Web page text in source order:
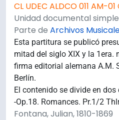
CL UDEC ALDCO 011 AM-
Unidad documental simple
Parte de Archivos
Esta partitura se publicó
mitad del siglo XIX y la 1era.
firma editorial alemana A.M.
Berlín.
El contenido se divide en dos
-Op.18. Romances. Pr.1/2
Fontana, Julian, 1810-1869